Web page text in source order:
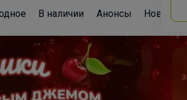
В наличии Анонсы Новости